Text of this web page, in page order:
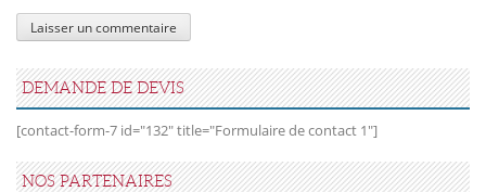
DEMANDE DE DEVIS
[contact-form-7 id="132" title="Formulaire de contact 1"]
NOS PARTENAIRES